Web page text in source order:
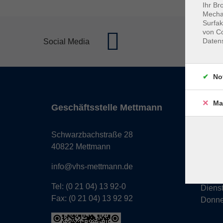
Social Media
Geschäftsstelle Mettmann
Schwarzbachstraße 28
40822 Mettmann
info@vhs-mettmann.de
Tel: (0 21 04) 13 92-0
Fax: (0 21 04) 13 92 92
Ihr
von